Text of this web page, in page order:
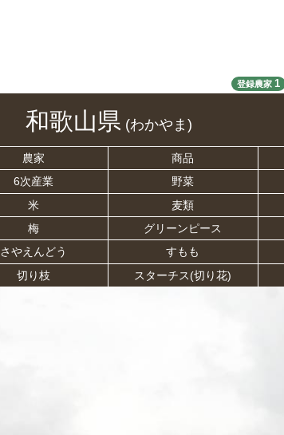
登録農家 1
和歌山県 (わかやま)
農家 商品
6次産業 野菜
米 麦類
梅 グリーンピース
さやえんどう すもも
切り枝 スターチス(切り花)